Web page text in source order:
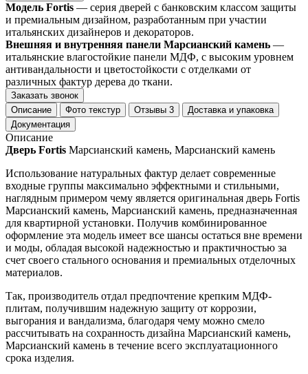
Модель Fortis — серия дверей с банковским классом защиты
и премиальным дизайном, разработанным при участии
итальянских дизайнеров и декораторов.
Внешняя и внутренняя панели Марсианский камень —
итальянские влагостойкие панели МДФ, с высоким уровнем
антивандальности и цветостойкости с отделками от
различных фактур дерева до ткани.
Заказать звонок
Описание
Фото текстур Отзывы 3
Доставка и упаковка
Документация
Описание
Дверь Fortis Марсианский камень, Марсианский камень
Использование натуральных фактур делает современные
входные группы максимально эффектными и стильными,
наглядным примером чему является оригинальная дверь Fortis
Марсианский камень, Марсианский камень, предназначенная
для квартирной установки. Получив комбинированное
оформление эта модель имеет все шансы остаться вне времени
и моды, обладая высокой надежностью и практичностью за
счет своего стального основания и премиальных отделочных
материалов.
Так, производитель отдал предпочтение крепким МДФ-
плитам, получившим надежную защиту от коррозии,
выгорания и вандализма, благодаря чему можно смело
рассчитывать на сохранность дизайна Марсианский камень,
Марсианский камень в течение всего эксплуатационного
срока изделия.